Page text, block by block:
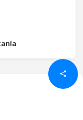
Udostępnij